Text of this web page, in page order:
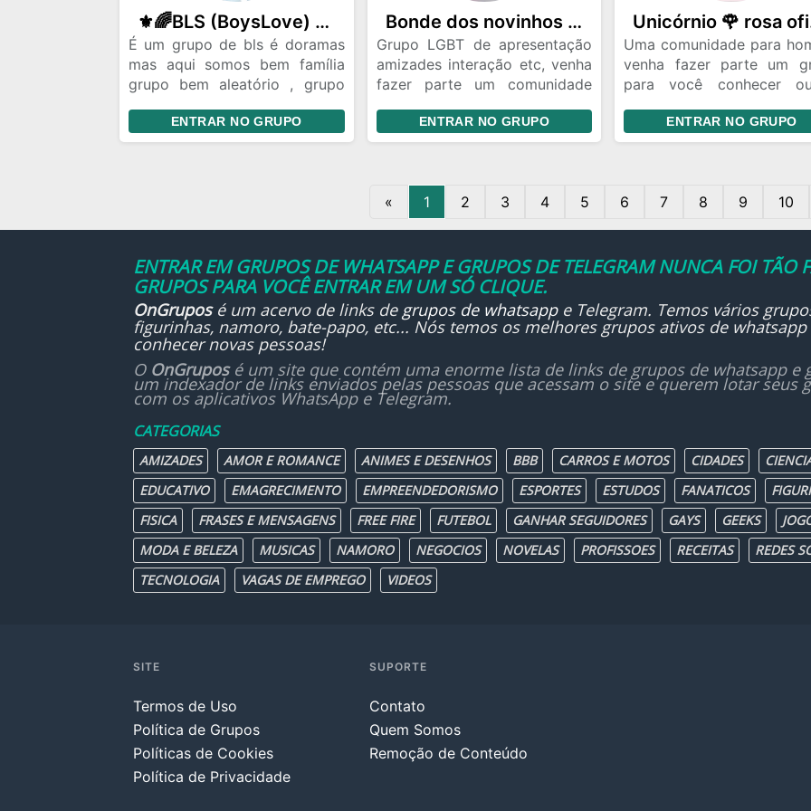
⚜️🌈BLS (BoysLove) Oficial /encontrei seu Fic ou seu amor aqui❤️🌈
É um grupo de bls é doramas
mas aqui somos bem família
grupo bem aleatório , grupo
desabafar,rir temos esse
acolhimento ,não aceitamos
ENTRAR NO GRUPO
Bonde dos novinhos sensação 🌈 arco-íris oficial 🐱
Grupo LGBT de apresentação
amizades interação etc, venha
fazer parte um comunidade
comunidade LGBT
ENTRAR NO GRUPO
Uma comunidade para
venha fazer parte um
para você conhecer
especial compartilhe
momentos em grupo
ENTRAR NO GRUPO
« 1 2 3 4 5 6 7 8 9 10
ENTRAR EM GRUPOS DE WHATSAPP E GRUPOS DE TELEGRAM NUNCA FOI TÃO
GRUPOS PARA VOCÊ ENTRAR EM UM SÓ CLIQUE.
OnGruposé um acervo de links de grupos de whatsappe Telegram. Temos vários
figurinhas, namoro, bate-papo, etc... Nós temos os melhores grupos ativos de
conhecer novas pessoas!
O OnGruposé um site que contém uma enorme lista de links de grupos de whatsapp e
um indexador de links enviados pelas pessoas que acessam o site e querem lotar
com os aplicativos WhatsApp e Telegram.
CATEGORIAS
AMIZADES AMOR E ROMANCE ANIMES E DESENHOS BBB CARROS E MOTOS CIDADES
EDUCATIVO
EMAGRECIMENTO EMPREENDEDORISMO ESPORTES ESTUDOS FANATICOS
FISICA
FRASES E MENSAGENS FREE FIRE FUTEBOL GANHAR SEGUIDORES GAYS GEEKS
MODA E BELEZA
MUSICAS NAMORO NEGOCIOS NOVELAS PROFISSOES RECEITAS REDES
TECNOLOGIA
VAGAS DE EMPREGO VIDEOS
SITE
Termos de Uso
Política de Grupos
Políticas de Cookies
Política de Privacidade
SUPORTE
Contato
Quem Somos
Remoção de Conteúdo